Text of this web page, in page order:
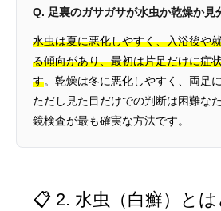
Q. 足裏のガサガサが水虫か乾燥か見
水虫は夏に悪化しやすく、入浴後や
る傾向があり、最初は片足だけに症
す。乾燥は冬に悪化しやすく、両足
ただし見た目だけでの判断は困難な
鏡検査が最も確実な方法です。
📋 2. 水虫（白癬）と